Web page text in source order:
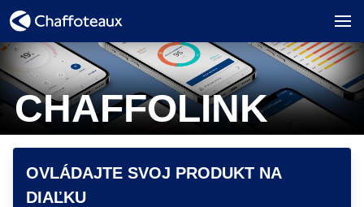
CHAFFOLINK
OVLÁDAJTE SVOJ PRODUKT NA
DIAĽKU